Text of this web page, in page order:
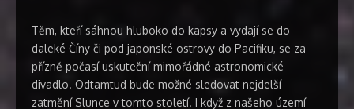
Těm, kteří sáhnou hluboko do kapsy a vydají se do
daleké Číny či pod japonské ostrovy do Pacifiku, se za
přízně počasí uskuteční mimořádné astronomické
divadlo. Odtamtud bude možné sledovat nejdelší
zatmění Slunce v tomto století. I když z našeho území